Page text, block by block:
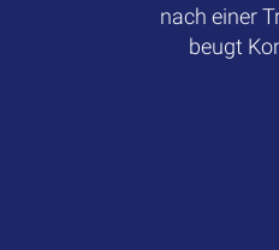
nach einer
beugt